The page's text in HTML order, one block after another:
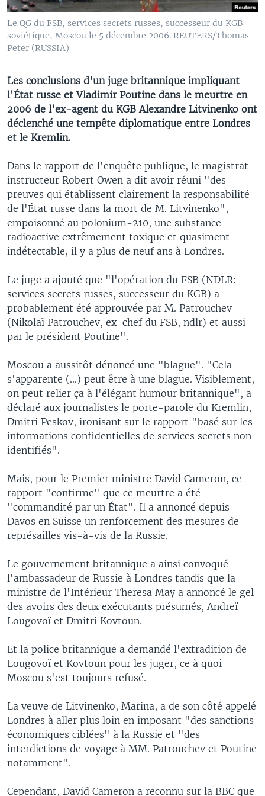
Le QG du FSB, services secrets russes, successeur du KGB
soviétique, Moscou le 5 décembre 2006. REUTERS/Thomas
Peter (RUSSIA)
Les conclusions d'un juge britannique impliquant
l'État russe et Vladimir Poutine dans le meurtre en
2006 de l'ex-agent du KGB Alexandre Litvinenko ont
déclenché une tempête diplomatique entre Londres
et le Kremlin.
Dans le rapport de l'enquête publique, le magistrat
instructeur Robert Owen a dit avoir réuni "des
preuves qui établissent clairement la responsabilité
de l'État russe dans la mort de M. Litvinenko",
empoisonné au polonium-210, une substance
radioactive extrêmement toxique et quasiment
indétectable, il y a plus de neuf ans à Londres.
Le juge a ajouté que "l'opération du FSB (NDLR:
services secrets russes, successeur du KGB) a
probablement été approuvée par M. Patrouchev
(Nikolaï Patrouchev, ex-chef du FSB, ndlr) et aussi
par le président Poutine".
Moscou a aussitôt dénoncé une "blague". "Cela
s'apparente (...) peut être à une blague. Visiblement,
on peut relier ça à l'élégant humour britannique", a
déclaré aux journalistes le porte-parole du Kremlin,
Dmitri Peskov, ironisant sur le rapport "basé sur les
informations confidentielles de services secrets non
identifiés".
Mais, pour le Premier ministre David Cameron, ce
rapport "confirme" que ce meurtre a été
"commandité par un État". Il a annoncé depuis
Davos en Suisse un renforcement des mesures de
représailles vis-à-vis de la Russie.
Le gouvernement britannique a ainsi convoqué
l'ambassadeur de Russie à Londres tandis que la
ministre de l'Intérieur Theresa May a annoncé le gel
des avoirs des deux exécutants présumés, Andreï
Lougovoï et Dmitri Kovtoun.
Et la police britannique a demandé l'extradition de
Lougovoï et Kovtoun pour les juger, ce à quoi
Moscou s'est toujours refusé.
La veuve de Litvinenko, Marina, a de son côté appelé
Londres à aller plus loin en imposant "des sanctions
économiques ciblées" à la Russie et "des
interdictions de voyage à MM. Patrouchev et Poutine
notamment".
Cependant, David Cameron a reconnu sur la BBC que